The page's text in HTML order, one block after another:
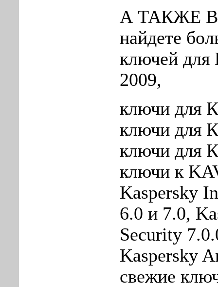
А ТАКЖЕ В
найдете
ключей для
2009,
ключи для
ключи для
ключи для
ключи к
Kaspersky
6.0 и 7.0,
Security
Kaspersky
свежие